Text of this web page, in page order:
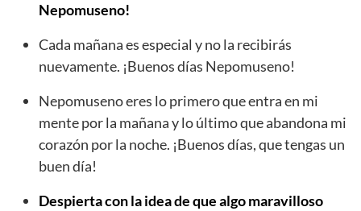
Nepomuseno!
Cada mañana es especial y no la recibirás
nuevamente. ¡Buenos días Nepomuseno!
Nepomuseno eres lo primero que entra en mi
mente por la mañana y lo último que abandona mi
corazón por la noche. ¡Buenos días, que tengas un
buen día!
Despierta con la idea de que algo maravilloso